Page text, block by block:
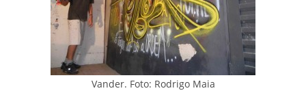
Vander. Foto: Rodrigo Maia